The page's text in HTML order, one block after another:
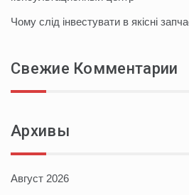
Чому слід інвестувати в якісні
Свежие Комментарии
Архивы
Август 2026